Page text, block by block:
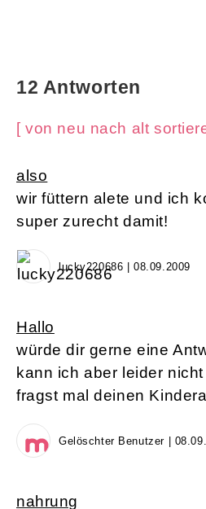
12 Antworten
[ von neu nach alt
also
wir füttern alete und ich
super zurecht damit!
lucky220686 | 08.09.2009
Hallo
würde dir gerne eine
kann ich aber leider
fragst mal deinen
Gelöschter Benutzer |
nahrung